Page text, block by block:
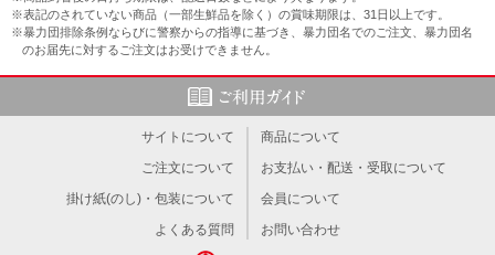
※表記のされていない商品（一部生鮮品を除く）の賞味期限は、31日以上です。
※暴力団排除条例ならびに警察からの指導に基づき、暴力団名でのご注文、暴力団名
のお届先に対するご注文はお受けできません。
サイトについて
商品について
ご注文について
お支払い・配送・受取について
掛け紙(のし)・包装について
会員について
よくある質問
お問い合わせ